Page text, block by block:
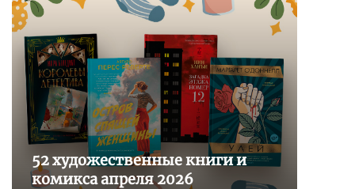
52 художественные книги и
комикса апреля 2026